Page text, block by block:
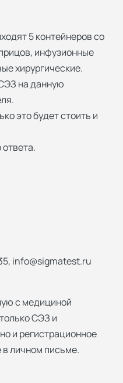
5 контейнеров со
инфузионные
хирургические.
на данную
это будет стоить и
info@sigmatest.ru
с медициной
СЭЗ и
и регистрационное
личном письме.